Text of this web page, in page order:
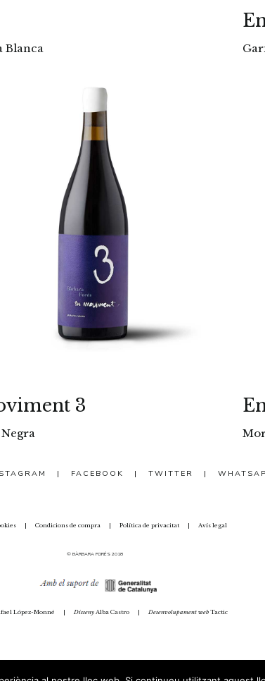
Blanca
3
| FACEBOOK | TWITTER |
| Condicions de compra | Política de privacitat | Avís legal
© BÀRBARA FORÉS 2018
López-Monné | DissenyAlba Castro | Desenvolupament webTactic